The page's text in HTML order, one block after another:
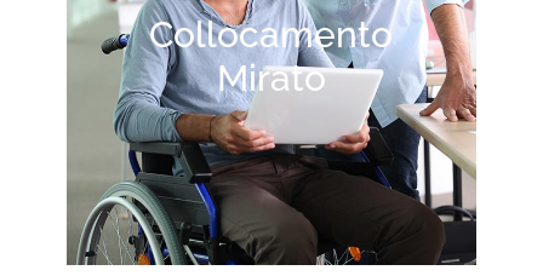
Collocamento
Mirato